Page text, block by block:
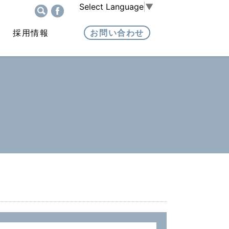
Select Language ▼
採用情報 お問い合わせ